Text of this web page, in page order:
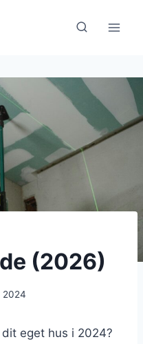
(2026)
2024
eget hus i 2024?